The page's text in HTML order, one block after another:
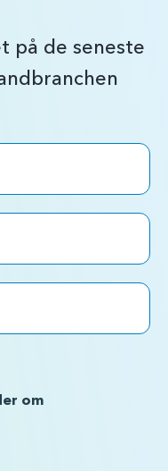
på de seneste
om